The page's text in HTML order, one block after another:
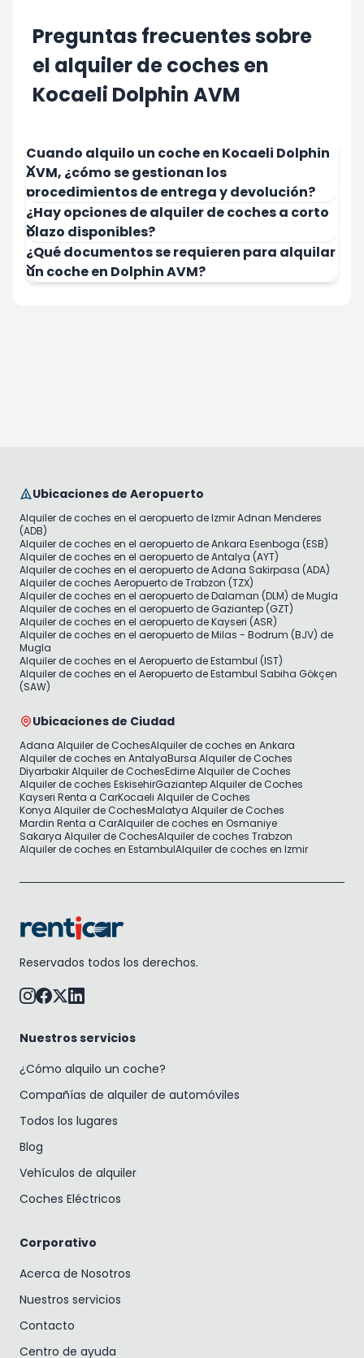
Preguntas frecuentes sobre
el alquiler de coches en
Kocaeli Dolphin AVM
Cuando alquilo un coche en Kocaeli Dolphin
AVM, ¿cómo se gestionan los
procedimientos de entrega y devolución?
¿Hay opciones de alquiler de coches a corto
plazo disponibles?
¿Qué documentos se requieren para alquilar
un coche en Dolphin AVM?
Ubicaciones de Aeropuerto
Alquiler de coches en el aeropuerto de Izmir Adnan Menderes
(ADB)
Alquiler de coches en el aeropuerto de Ankara Esenboga (ESB)
Alquiler de coches en el aeropuerto de Antalya (AYT)
Alquiler de coches en el aeropuerto de Adana Sakirpasa (ADA)
Alquiler de coches Aeropuerto de Trabzon (TZX)
Alquiler de coches en el aeropuerto de Dalaman (DLM) de Mugla
Alquiler de coches en el aeropuerto de Gaziantep (GZT)
Alquiler de coches en el aeropuerto de Kayseri (ASR)
Alquiler de coches en el aeropuerto de Milas - Bodrum (BJV) de
Mugla
Alquiler de coches en el Aeropuerto de Estambul (IST)
Alquiler de coches en el Aeropuerto de Estambul Sabiha Gökçen
(SAW)
Ubicaciones de Ciudad
Adana Alquiler de CochesAlquiler de coches en Ankara
Alquiler de coches en AntalyaBursa Alquiler de Coches
Diyarbakir Alquiler de CochesEdirne Alquiler de Coches
Alquiler de coches EskisehirGaziantep Alquiler de Coches
Kayseri Renta a CarKocaeli Alquiler de Coches
Konya Alquiler de CochesMalatya Alquiler de Coches
Mardin Renta a CarAlquiler de coches en Osmaniye
Sakarya Alquiler de CochesAlquiler de coches Trabzon
Alquiler de coches en EstambulAlquiler de coches en Izmir
Reservados todos los derechos.
Nuestros servicios
¿Cómo alquilo un coche?
Compañías de alquiler de automóviles
Todos los lugares
Blog
Vehículos de alquiler
Coches Eléctricos
Corporativo
Acerca de Nosotros
Nuestros servicios
Contacto
Centro de ayuda